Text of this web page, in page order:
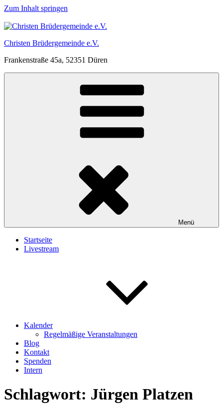
Zum Inhalt springen
Christen Brüdergemeinde e.V.
Frankenstraße 45a, 52351 Düren
Menü
Startseite
Livestream
Kalender
Regelmäßige Veranstaltungen
Blog
Kontakt
Spenden
Intern
Schlagwort: Jürgen Platzen